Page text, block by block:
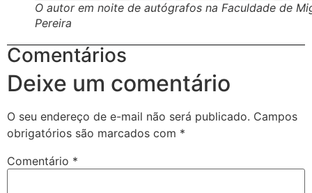
O autor em noite de autógrafos na Faculdade de
Pereira
Comentários
Deixe um comentário
O seu endereço de e-mail não será publicado. Campos
obrigatórios são marcados com *
Comentário *